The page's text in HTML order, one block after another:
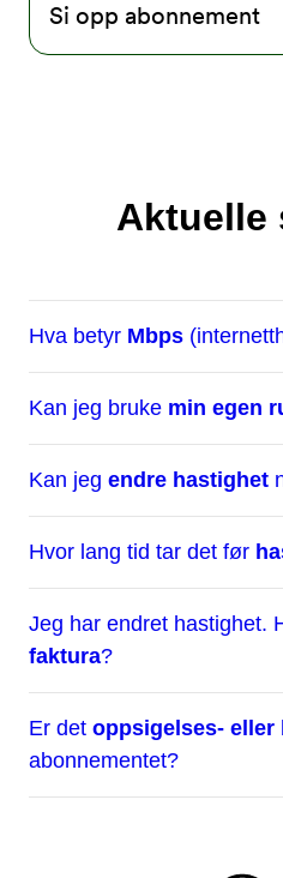
Si opp abonnement
Aktuelle
Hva betyr Mbps
Kan jeg bruke min egen
Kan jeg endre hastighet
Hvor lang tid tar det før
Jeg har endret hastighet.
faktura?
Er det oppsigelses- eller
abonnementet?